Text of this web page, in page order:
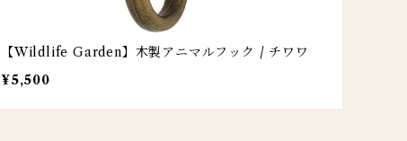
【Wildlife Garden】木製アニマルフック / チワワ
¥5,500